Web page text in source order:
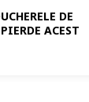
DE
ACEST